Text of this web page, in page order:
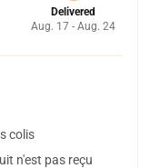
Delivered
Aug. 17 - Aug. 24
colis
n'est pas reçu